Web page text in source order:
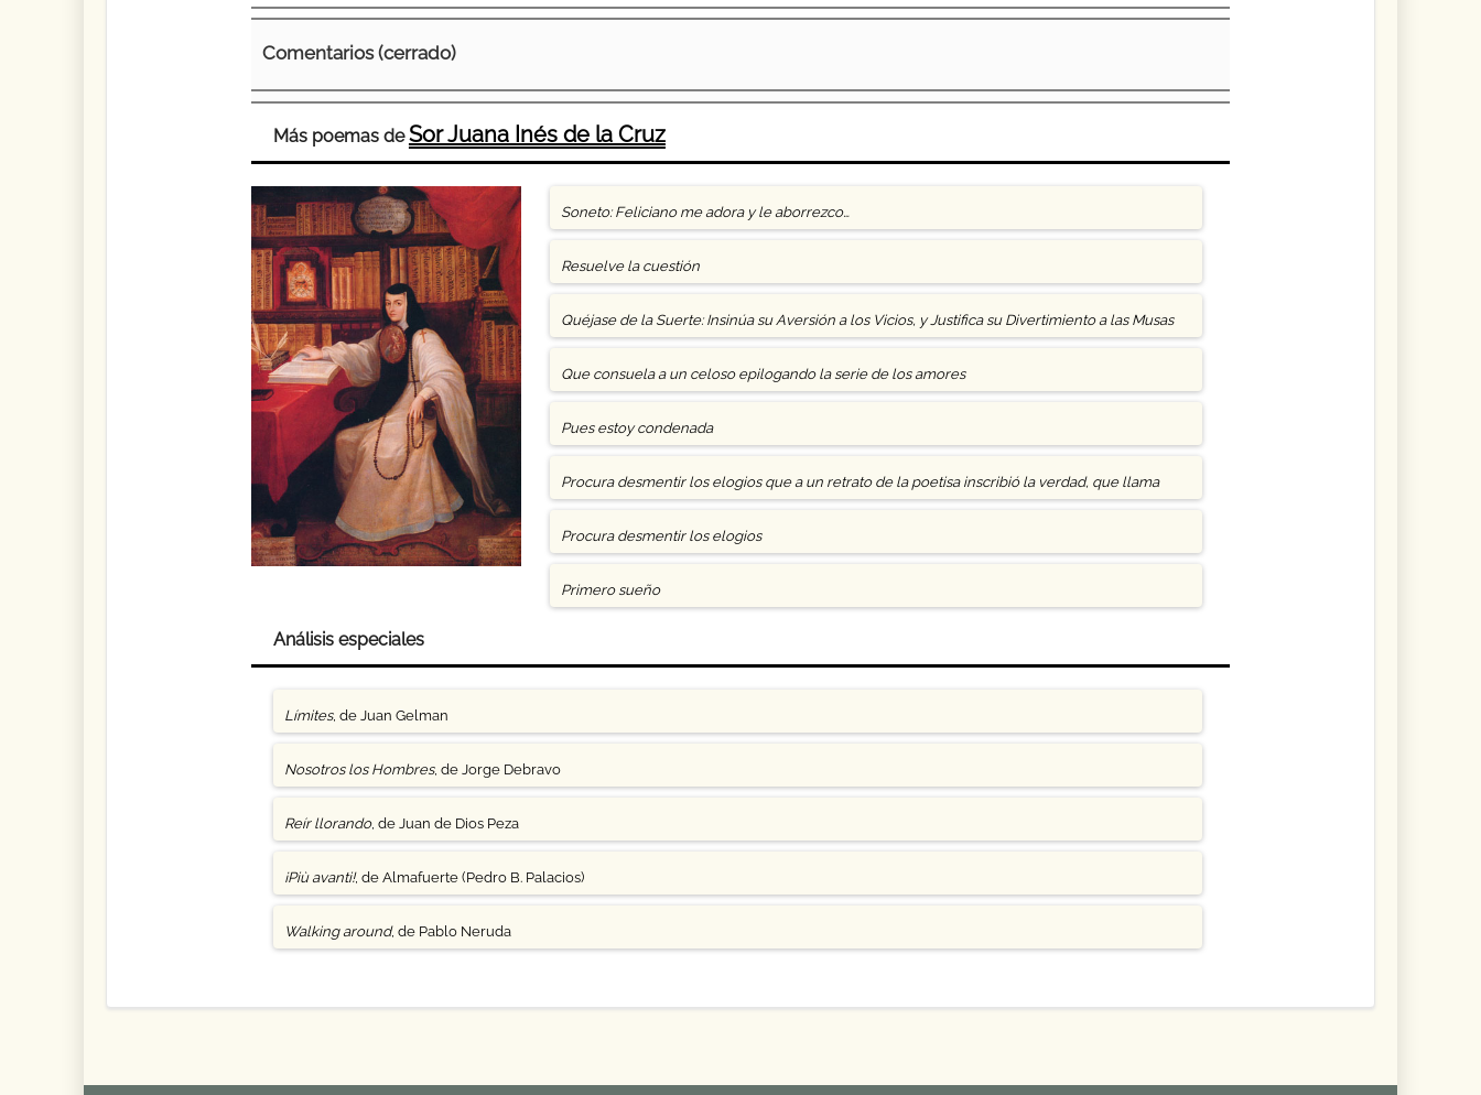
Comentarios (cerrado)
Más poemas deSor Juana Inés de la Cruz
Soneto: Feliciano me adora y le aborrezco…
Resuelve la cuestión
Quéjase de la Suerte: Insinúa su Aversión a los Vicios, y Justifica su Divertimiento a las Musas
Que consuela a un celoso epilogando la serie de los amores
​Pues estoy condenada
Procura desmentir los elogios que a un retrato de la poetisa inscribió la verdad, que llama
Procura desmentir los elogios
Primero sueño
Análisis especiales
Límites, de Juan Gelman
Nosotros los Hombres, de Jorge Debravo
Reír llorando, de Juan de Dios Peza
¡Più avanti!, de Almafuerte (Pedro B. Palacios)
Walking around, de Pablo Neruda